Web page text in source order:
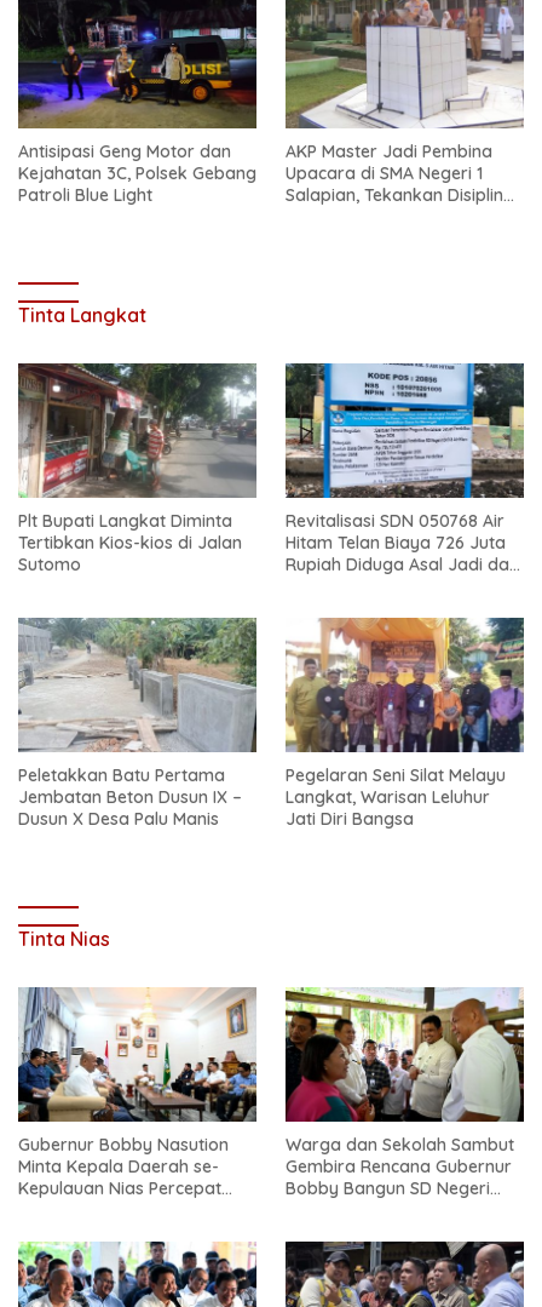
Antisipasi Geng Motor dan
Kejahatan 3C, Polsek Gebang
Patroli Blue Light
AKP Master Jadi Pembina
Upacara di SMA Negeri 1
Salapian, Tekankan Disiplin
Tinta Langkat
Plt Bupati Langkat Diminta
Tertibkan Kios-kios di Jalan
Sutomo
Revitalisasi SDN 050768 Air
Hitam Telan Biaya 726 Juta
Rupiah Diduga Asal Jadi dan
Peletakkan Batu Pertama
Jembatan Beton Dusun IX –
Dusun X Desa Palu Manis
Pegelaran Seni Silat Melayu
Langkat, Warisan Leluhur
Jati Diri Bangsa
Tinta Nias
Gubernur Bobby Nasution
Minta Kepala Daerah se-
Kepulauan Nias Percepat
Warga dan Sekolah Sambut
Gembira Rencana Gubernur
Bobby Bangun SD Negeri